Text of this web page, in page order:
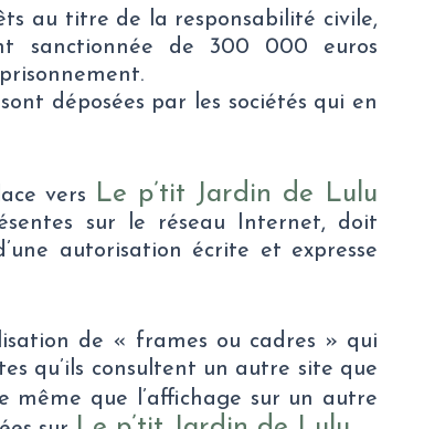
au titre de la responsabilité civile,
sanctionnée de 300 000 euros
déposées par les sociétés qui en
vers Le p’tit Jardin de Lulu
sur le réseau Internet, doit
autorisation écrite et expresse
de « frames ou cadres » qui
qu’ils consultent un autre site que
même que l’affichage sur un autre